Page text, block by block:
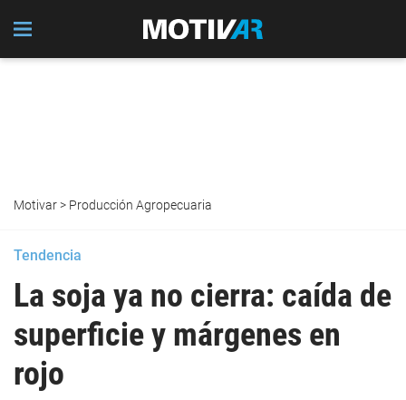
Motivar> Producción Agropecuaria
Tendencia
La soja ya no cierra: caída de
superficie y márgenes en
rojo